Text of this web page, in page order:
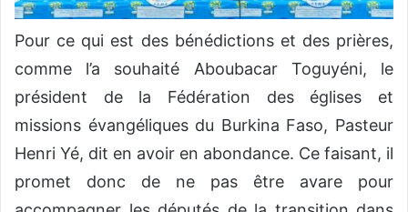
Pour ce qui est des bénédictions et des prières,
comme l’a souhaité Aboubacar Toguyéni, le
président de la Fédération des églises et
missions évangéliques du Burkina Faso, Pasteur
Henri Yé, dit en avoir en abondance. Ce faisant, il
promet donc de ne pas être avare pour